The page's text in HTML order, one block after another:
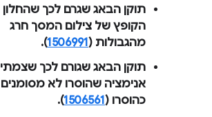
תוקן הבאג שגרם לכך שהחלון
הקופץ של צילום המסך חרג
מהגבולות (1506991
).
תוקן הבאג שגורם לכך שצמתי
אנימציה שהוסרו לא מסומנים
כהוסרו (1506561
).